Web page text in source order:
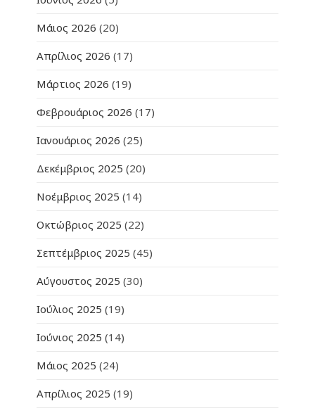
Μάιος 2026 (20)
Απρίλιος 2026 (17)
Μάρτιος 2026 (19)
Φεβρουάριος 2026 (17)
Ιανουάριος 2026 (25)
Δεκέμβριος 2025 (20)
Νοέμβριος 2025 (14)
Οκτώβριος 2025 (22)
Σεπτέμβριος 2025 (45)
Αύγουστος 2025 (30)
Ιούλιος 2025 (19)
Ιούνιος 2025 (14)
Μάιος 2025 (24)
Απρίλιος 2025 (19)